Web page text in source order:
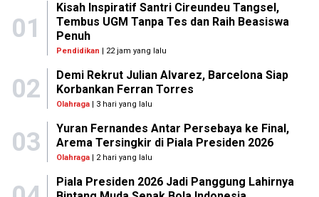
01
Kisah Inspiratif Santri Cireundeu Tangsel,
Tembus UGM Tanpa Tes dan Raih Beasiswa
Penuh
Pendidikan | 22 jam yang lalu
02
Demi Rekrut Julian Alvarez, Barcelona Siap
Korbankan Ferran Torres
Olahraga| 3 hari yang lalu
03
Yuran Fernandes Antar Persebaya ke Final,
Arema Tersingkir di Piala Presiden 2026
Olahraga| 2 hari yang lalu
Piala Presiden 2026 Jadi Panggung Lahirnya